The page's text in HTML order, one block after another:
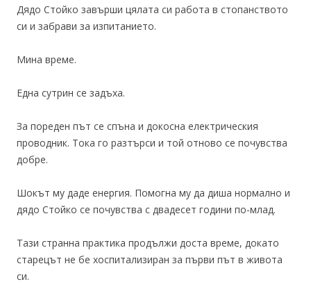
Дядо Стойко завърши цялата си работа в стопанството
си и забрави за изпитанието.
Мина време.
Една сутрин се задъха.
За пореден път се спъна и докосна електрическия
проводник. Тока го разтърси и той отново се почувства
добре.
Шокът му даде енергия. Помогна му да диша нормално и
дядо Стойко се почувства с двадесет години по-млад.
Тази странна практика продължи доста време, докато
старецът не бе хоспитализиран за първи път в живота
си.